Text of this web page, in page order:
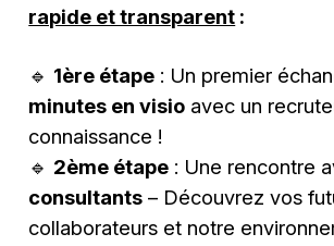
rapide et transparent :
🔹 1ère étape : Un premier
minutes en visio avec un
connaissance !
🔹 2ème étape : Une rencontre
consultants – Découvrez vos
collaborateurs et notre